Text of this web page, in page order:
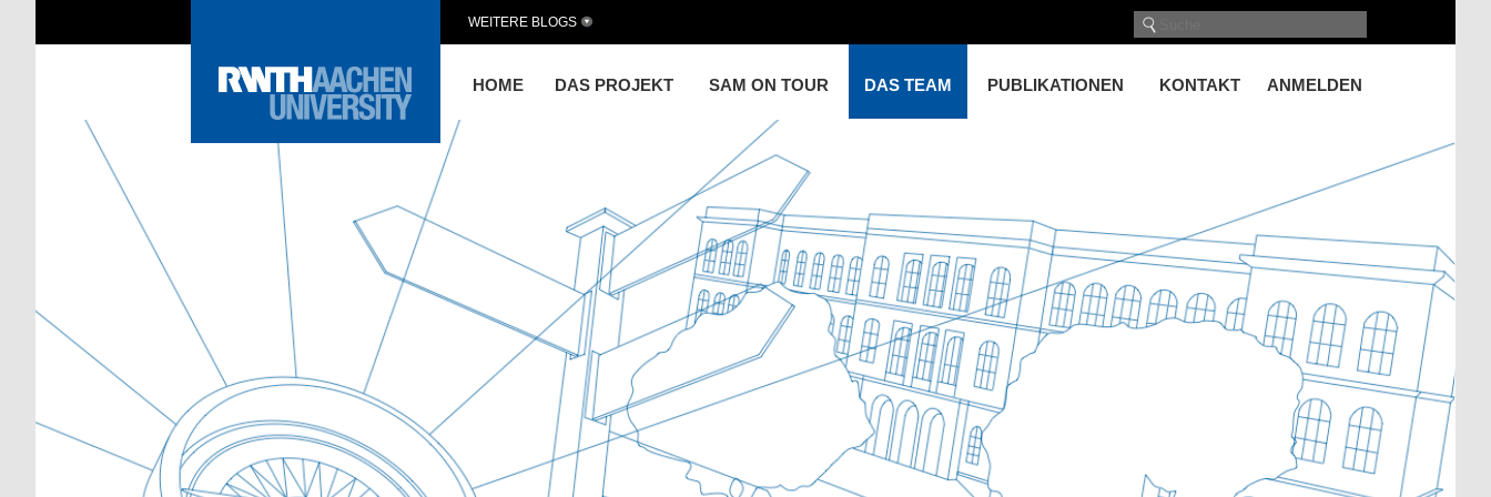
HOME DAS PROJEKT SAM ON TOUR DAS TEAM PUBLIKATIONEN KONTAKT ANMELDEN
WEITERE BLOGS